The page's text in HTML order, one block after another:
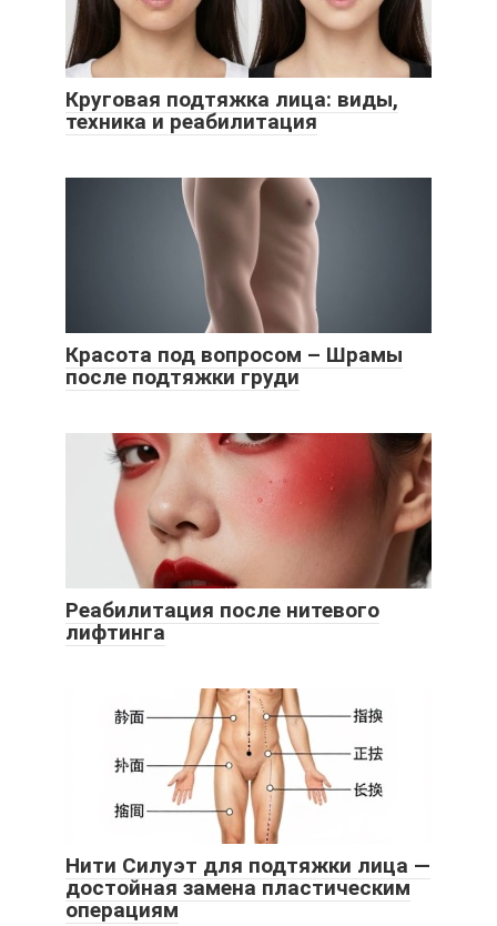
Круговая подтяжка лица: виды,
техника и реабилитация
Красота под вопросом – Шрамы
после подтяжки груди
Реабилитация после нитевого
лифтинга
Нити Силуэт для подтяжки лица —
достойная замена пластическим
операциям